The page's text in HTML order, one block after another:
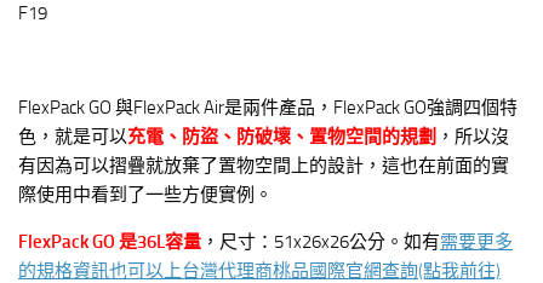
F19
FlexPack GO 與FlexPack Air是兩件產品，FlexPack GO強調四個特
色，就是可以充電、防盜、防破壞、置物空間的規劃 ，所以沒
有因為可以摺疊就放棄了置物空間上的設計，這也在前面的實
際使用中看到了一些方便實例。
FlexPack GO 是36L容量 ，尺寸：51x26x26公分。如有需要更多
的規格資訊也可以上台灣代理商桃品國際官網查詢(點我前往)